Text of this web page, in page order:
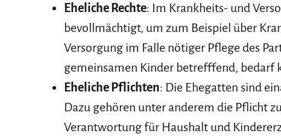
Eheliche Rechte: Im Krankheits- und
bevollmächtigt, um zum Beispiel über
Versorgung im Falle nötiger Pflege des
gemeinsamen Kinder betrefffend, bedarf
Eheliche Pflichten: Die Ehegatten sind
Dazu gehören unter anderem die Pflicht
Verantwortung für Haushalt und